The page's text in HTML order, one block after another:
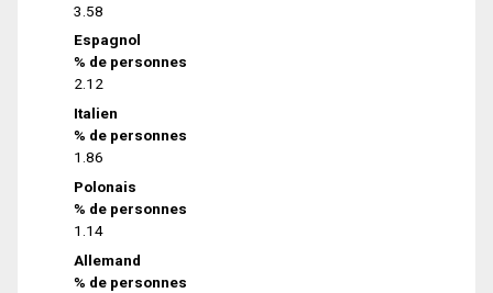
3.58
Espagnol
% de personnes
2.12
Italien
% de personnes
1.86
Polonais
% de personnes
1.14
Allemand
% de personnes